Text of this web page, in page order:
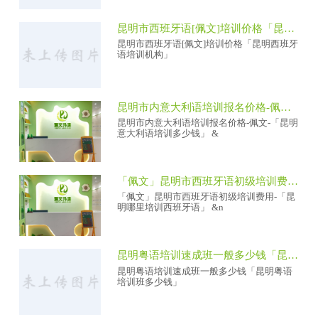
昆明市西班牙语[佩文]培训价格「昆明西班牙语培训机构」
昆明市西班牙语[佩文]培训价格「昆明西班牙
语培训机构」
昆明市内意大利语培训报名价格-佩文-「昆明意大利语培训多少钱」
昆明市内意大利语培训报名价格-佩文-「昆明
意大利语培训多少钱」 &
「佩文」昆明市西班牙语初级培训费用-「昆明哪里培训西班牙语」
「佩文」昆明市西班牙语初级培训费用-「昆
明哪里培训西班牙语」 &n
昆明粤语培训速成班一般多少钱「昆明粤语培训班多少钱」
昆明粤语培训速成班一般多少钱「昆明粤语
培训班多少钱」